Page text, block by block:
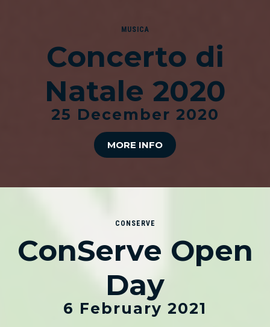
MUSICA
Concerto di
Natale 2020
25 December 2020
MORE INFO
CONSERVE
ConServe Open
Day
6 February 2021